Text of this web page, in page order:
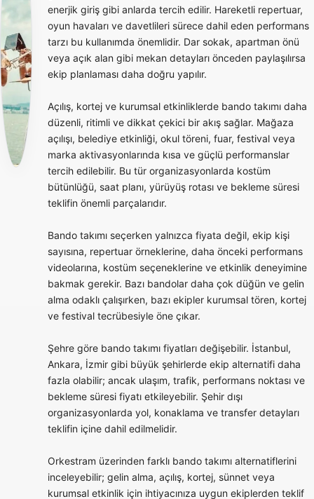
enerjik giriş gibi anlarda tercih edilir. Hareketli repertuar,
oyun havaları ve davetlileri sürece dahil eden performans
tarzı bu kullanımda önemlidir. Dar sokak, apartman önü
veya açık alan gibi mekan detayları önceden paylaşılırsa
ekip planlaması daha doğru yapılır.
Açılış, kortej ve kurumsal etkinliklerde bando takımı daha
düzenli, ritimli ve dikkat çekici bir akış sağlar. Mağaza
açılışı, belediye etkinliği, okul töreni, fuar, festival veya
marka aktivasyonlarında kısa ve güçlü performanslar
tercih edilebilir. Bu tür organizasyonlarda kostüm
bütünlüğü, saat planı, yürüyüş rotası ve bekleme süresi
teklifin önemli parçalarıdır.
Bando takımı seçerken yalnızca fiyata değil, ekip kişi
sayısına, repertuar örneklerine, daha önceki performans
videolarına, kostüm seçeneklerine ve etkinlik deneyimine
bakmak gerekir. Bazı bandolar daha çok düğün ve gelin
alma odaklı çalışırken, bazı ekipler kurumsal tören, kortej
ve festival tecrübesiyle öne çıkar.
Şehre göre bando takımı fiyatları değişebilir. İstanbul,
Ankara, İzmir gibi büyük şehirlerde ekip alternatifi daha
fazla olabilir; ancak ulaşım, trafik, performans noktası ve
bekleme süresi fiyatı etkileyebilir. Şehir dışı
organizasyonlarda yol, konaklama ve transfer detayları
teklifin içine dahil edilmelidir.
Orkestram üzerinden farklı bando takımı alternatiflerini
inceleyebilir; gelin alma, açılış, kortej, sünnet veya
kurumsal etkinlik için ihtiyacınıza uygun ekiplerden teklif